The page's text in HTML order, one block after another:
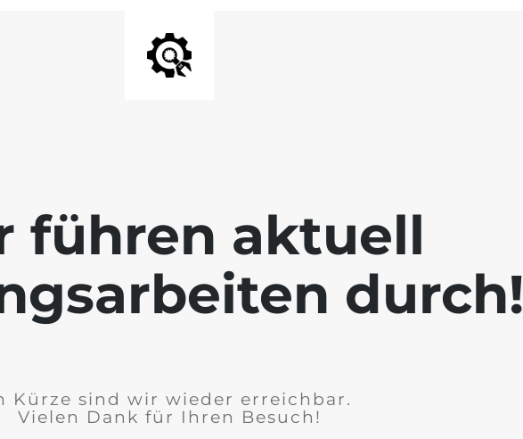
führen aktuell
durch!
Kürze sind wir wieder erreichbar.
Vielen Dank für Ihren Besuch!